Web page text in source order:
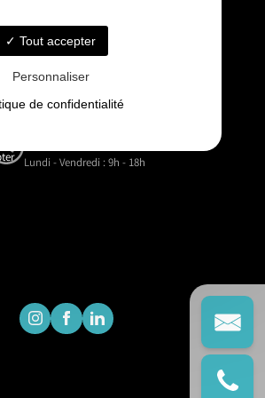
contact@gd-drones-services.fr
Horaires
Lundi - Vendredi : 9h - 18h
Tout accepter
Personnaliser
de confidentialité